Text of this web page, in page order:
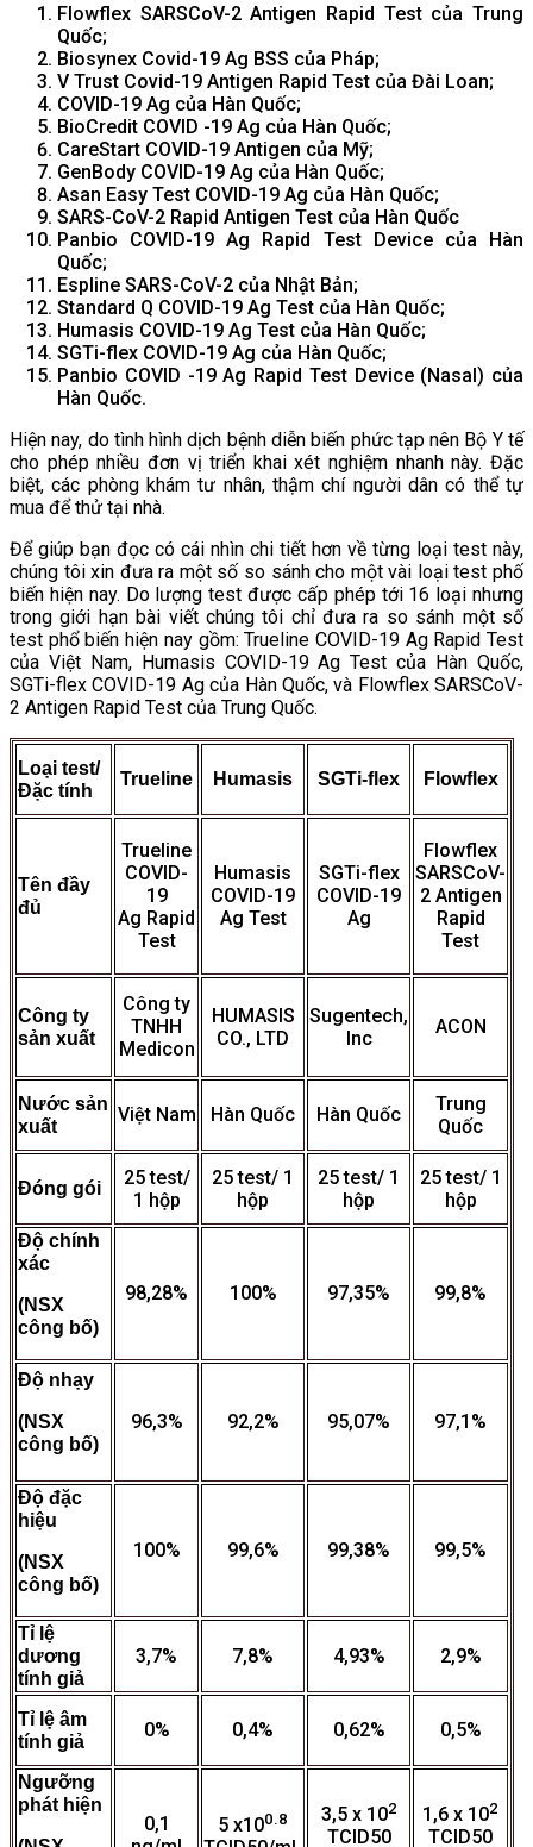
Flowflex SARSCoV-2 Antigen Rapid Test của Trung
Quốc;
Biosynex Covid-19 Ag BSS của Pháp;
V Trust Covid-19 Antigen Rapid Test của Đài Loan;
COVID-19 Ag của Hàn Quốc;
BioCredit COVID -19 Ag của Hàn Quốc;
CareStart COVID-19 Antigen của Mỹ;
GenBody COVID-19 Ag của Hàn Quốc;
Asan Easy Test COVID-19 Ag của Hàn Quốc;
SARS-CoV-2 Rapid Antigen Test của Hàn Quốc
Panbio COVID-19 Ag Rapid Test Device của Hàn
Quốc;
Espline SARS-CoV-2 của Nhật Bản;
Standard Q COVID-19 Ag Test của Hàn Quốc;
Humasis COVID-19 Ag Test của Hàn Quốc;
SGTi-flex COVID-19 Ag của Hàn Quốc;
Panbio COVID -19 Ag Rapid Test Device (Nasal) của
Hàn Quốc.
Hiện nay, do tình hình dịch bệnh diễn biến phức tạp nên Bộ Y tế
cho phép nhiều đơn vị triển khai xét nghiệm nhanh này. Đặc
biệt, các phòng khám tư nhân, thậm chí người dân có thể tự
mua để thử tại nhà.
Để giúp bạn đọc có cái nhìn chi tiết hơn về từng loại test này,
chúng tôi xin đưa ra một số so sánh cho một vài loại test phố
biến hiện nay. Do lượng test được cấp phép tới 16 loại nhưng
trong giới hạn bài viết chúng tôi chỉ đưa ra so sánh một số
test phổ biến hiện nay gồm: Trueline COVID-19 Ag Rapid Test
của Việt Nam, Humasis COVID-19 Ag Test của Hàn Quốc,
SGTi-flex COVID-19 Ag của Hàn Quốc, và Flowflex SARSCoV-
2 Antigen Rapid Test của Trung Quốc.
Loại test/
Đặc tính
Trueline Humasis SGTi-flex Flowflex
Tên đầy
đủ
Trueline
COVID-
19
Ag Rapid
Test
Humasis
COVID-19
Ag Test
SGTi-flex
COVID-19
Ag
Flowflex
SARSCoV-
2 Antigen
Rapid
Test
Công ty
sản xuất
Công ty
TNHH
Medicon
HUMASIS
CO., LTD
Sugentech,
Inc
ACON
Nước sản
xuất
Việt Nam Hàn Quốc Hàn Quốc
Trung
Quốc
Đóng gói
25 test/
1 hộp
25 test/ 1
hộp
25 test/ 1
hộp
25 test/ 1
hộp
Độ chính
xác
(NSX
công bố)
98,28% 100% 97,35% 99,8%
Độ nhạy
(NSX
công bố)
96,3% 92,2% 95,07% 97,1%
Độ đặc
hiệu
(NSX
công bố)
100% 99,6% 99,38% 99,5%
Tỉ lệ
dương
tính giả
3,7% 7,8% 4,93% 2,9%
Tỉ lệ âm
tính giả
0% 0,4% 0,62% 0,5%
Ngưỡng
phát hiện
0,1
5 x100.8 3,5 x 102
TCID50
1,6 x 102
TCID50